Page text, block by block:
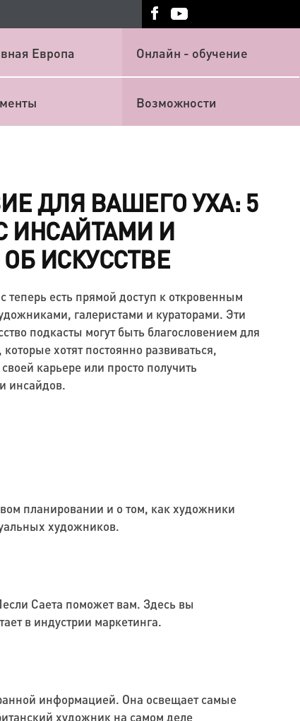
Европа Онлайн - обучение
Возможности
ДЛЯ ВАШЕГО УХА: 5
ИНСАЙТАМИ И
ИСКУССТВЕ
теперь есть прямой доступ к откровенным
галеристами и кураторами. Эти
подкасты могут быть благословением для
хотят постоянно развиваться,
карьере или просто получить
инсайдов.
планировании и о том, как художники
художников.
Саета поможет вам. Здесь вы
в индустрии маркетинга.
информацией. Она освещает самые
художник на самом деле